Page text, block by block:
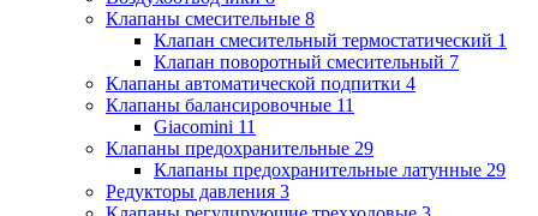
Клапаны cмесительные 8
Клапан cмесительный термостатический 1
Клапан поворотный cмесительный 7
Клапаны автоматической подпитки 4
Клапаны балансировочные 11
Giacomini 11
Клапаны предохранительные 29
Клапаны предохранительные латунные 29
Редукторы давления 3